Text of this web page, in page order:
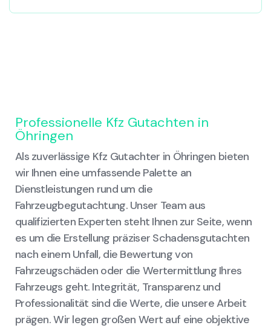
Professionelle Kfz Gutachten in
Öhringen
Als zuverlässige Kfz Gutachter in Öhringen bieten
wir Ihnen eine umfassende Palette an
Dienstleistungen rund um die
Fahrzeugbegutachtung. Unser Team aus
qualifizierten Experten steht Ihnen zur Seite, wenn
es um die Erstellung präziser Schadensgutachten
nach einem Unfall, die Bewertung von
Fahrzeugschäden oder die Wertermittlung Ihres
Fahrzeugs geht. Integrität, Transparenz und
Professionalität sind die Werte, die unsere Arbeit
prägen. Wir legen großen Wert auf eine objektive